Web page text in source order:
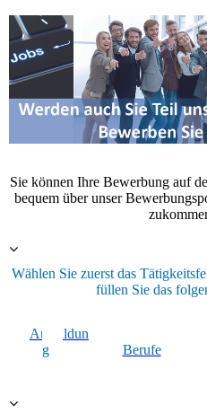
Sie können Ihre Bewerbung auf
bequem über unser
Wählen Sie zuerst das
füllen Sie das
Ausbildun
g
Berufe